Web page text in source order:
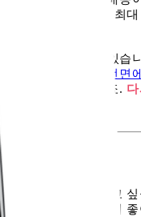
성과를 낸 사례는 최
으로 방향을 잡고 있습
, 높은 적립률을 전면
려는 전략인 셈이죠.
가깝습니다.
입지에 매장을 내고
습니다. 입지의 급이